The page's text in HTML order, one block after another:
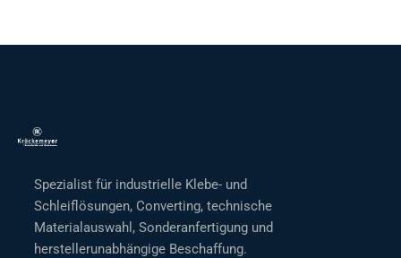
Spezialist für industrielle Klebe- und
Schleiflösungen, Converting, technische
Materialauswahl, Sonderanfertigung und
herstellerunabhängige Beschaffung.